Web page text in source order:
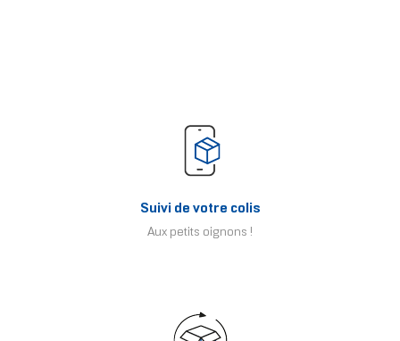
Suivi de votre colis
Aux petits oignons !